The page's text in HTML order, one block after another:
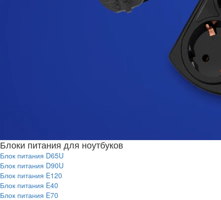
Блоки питания для ноутбуков
Блок питания D65U
Блок питания D90U
Блок питания E120
Блок питания E40
Блок питания E70